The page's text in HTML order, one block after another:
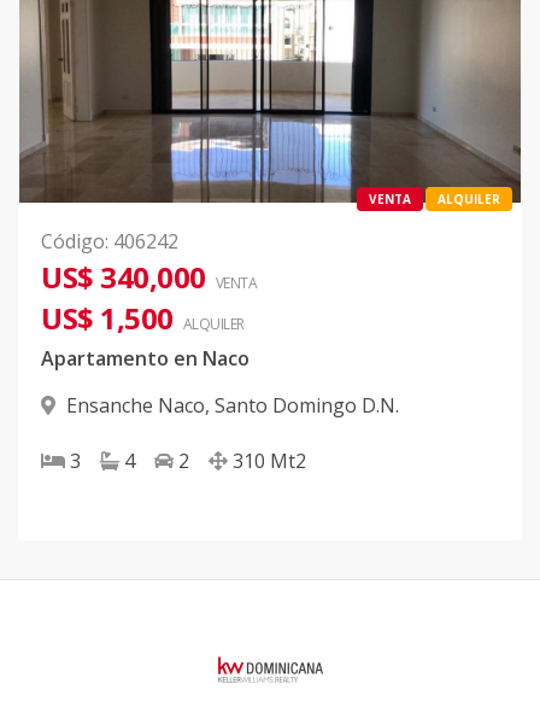
VENTA ALQUILER
Código: 406242
US$ 340,000 VENTA
US$ 1,500 ALQUILER
Apartamento en Naco
Ensanche Naco, Santo Domingo D.N.
3 4 2 310 Mt2